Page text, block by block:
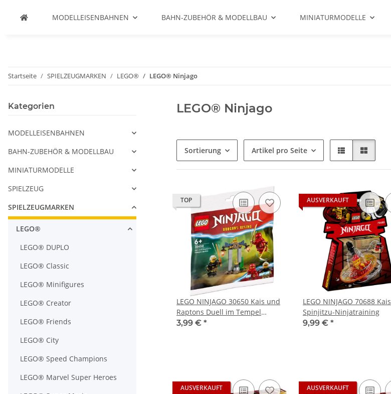
MODELLEISENBAHNEN BAHN-ZUBEHÖR & MODELLBAU MINIATURMODELLE
Startseite SPIELZEUGMARKEN LEGO® LEGO® Ninjago
LEGO® Ninjago
Sortierung Artikel pro Seite
TOP
LEGO NINJAGO 30650 Kais und
Raptons Duell im Tempel
Polybag
3,99 € *
AUSVERKAUFT
LEGO NINJAGO 70688 Kais
Spinjitzu-Ninjatraining
9,99 € *
AUSVERKAUFT AUSVERKAUFT
Kategorien
MODELLEISENBAHNEN
BAHN-ZUBEHÖR & MODELLBAU
MINIATURMODELLE
SPIELZEUG
SPIELZEUGMARKEN
LEGO®
LEGO® DUPLO
LEGO® Classic
LEGO® Minifigures
LEGO® Creator
LEGO® Friends
LEGO® City
LEGO® Speed Champions
LEGO® Marvel Super Heroes